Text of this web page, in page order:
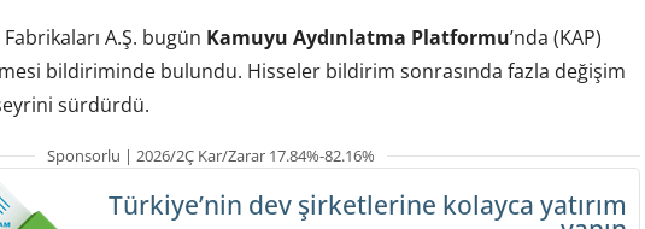
A.Ş. bugün Kamuyu Aydınlatma Platformu’nda (KAP)
bildiriminde bulundu. Hisseler bildirim sonrasında fazla değişim
sürdürdü.
Sponsorlu | 2026/2Ç Kar/Zarar 17.84%-82.16%
Türkiye’nin dev şirketlerine kolayca yatırım